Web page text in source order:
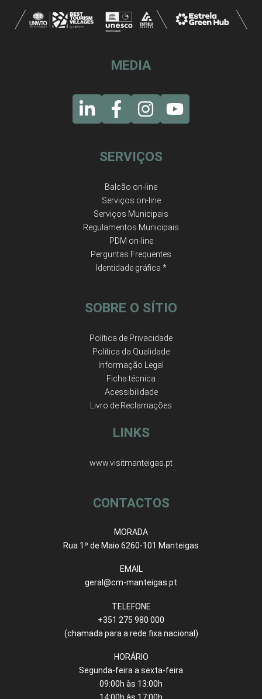
MEDIA
SERVIÇOS
Balcão on-line
Serviços on-line
Serviços Municipais
Regulamentos Municipais
PDM on-line
Perguntas Frequentes
Identidade gráfica *
SOBRE O SÍTIO
Política de Privacidade
Política da Qualidade
Informação Legal
Ficha técnica
Acessibilidade
Livro de Reclamações
LINKS
www.visitmanteigas.pt
CONTACTOS
MORADA
Rua 1º de Maio 6260-101 Manteigas
EMAIL
geral@cm-manteigas.pt
TELEFONE
+351 275 980 000
(chamada para a rede fixa nacional)
HORÁRIO
Segunda-feira a sexta-feira
09:00h às 13:00h